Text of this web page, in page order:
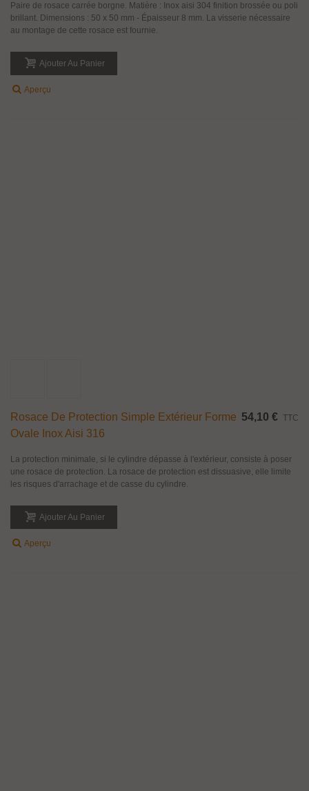
Paire de rosace carrée borgne. Matière : Inox aisi 304 finition brossée ou poli
brillant. Dimensions : 50 x 50 mm - Épaisseur 8 mm. La visserie nécessaire
au montage de cette rosace est fournie.
Ajouter Au Panier
Aperçu
Rosace De Protection Simple Extérieur Forme
Ovale Inox Aisi 316
54,10 € TTC
La protection minimale, si le cylindre dépasse à l'extérieur, consiste à poser
une rosace de protection. La rosace de protection est dissuasive, elle limite
les risques d'arrachage et de casse du cylindre.
Ajouter Au Panier
Aperçu